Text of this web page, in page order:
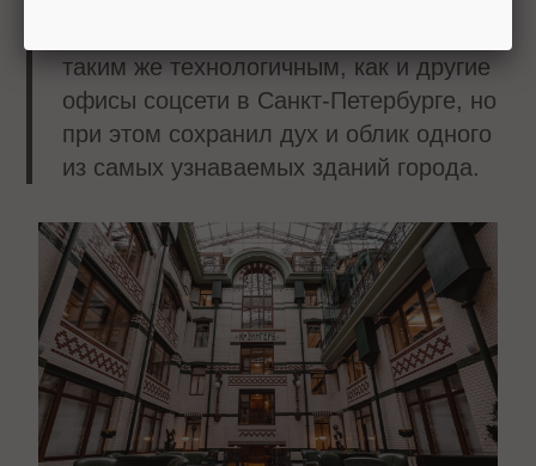
таким же технологичным, как и другие
офисы соцсети в Санкт-Петербурге, но
при этом сохранил дух и облик одного
из самых узнаваемых зданий города.